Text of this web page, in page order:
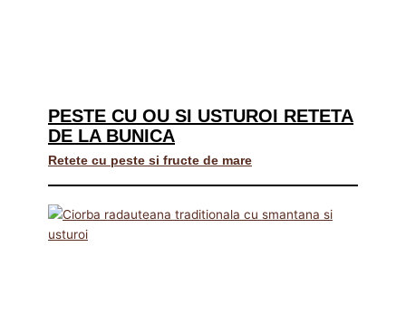
PESTE CU OU SI USTUROI RETETA
DE LA BUNICA
Retete cu peste si fructe de mare